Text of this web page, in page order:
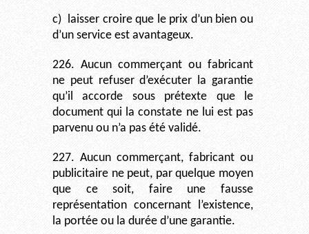
c) laisser croire que le prix d’un bien ou
d’un service est avantageux.
226. Aucun commerçant ou fabricant
ne peut refuser d’exécuter la garantie
qu’il accorde sous prétexte que le
document qui la constate ne lui est pas
parvenu ou n’a pas été validé.
227. Aucun commerçant, fabricant ou
publicitaire ne peut, par quelque moyen
que ce soit, faire une fausse
représentation concernant l’existence,
la portée ou la durée d’une garantie.